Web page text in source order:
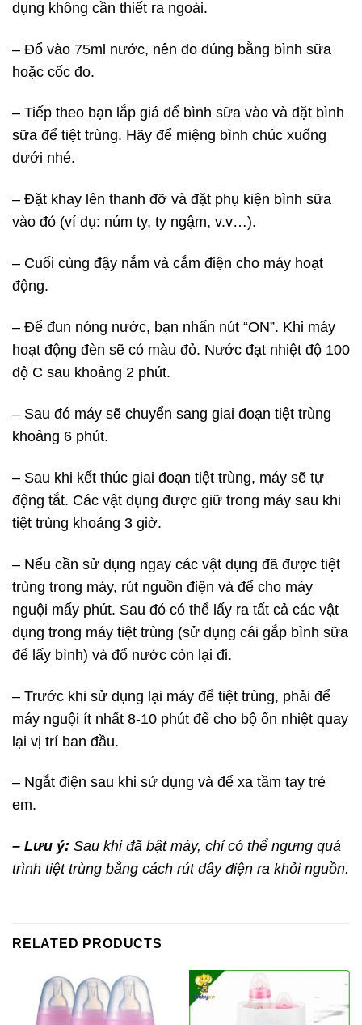
dụng không cần thiết ra ngoài.
– Đổ vào 75ml nước, nên đo đúng bằng bình sữa
hoặc cốc đo.
– Tiếp theo bạn lắp giá để bình sữa vào và đặt bình
sữa để tiệt trùng. Hãy để miệng bình chúc xuống
dưới nhé.
– Đặt khay lên thanh đỡ và đặt phụ kiện bình sữa
vào đó (ví dụ: núm ty, ty ngậm, v.v…).
– Cuối cùng đậy nắm và cắm điện cho máy hoạt
động.
– Để đun nóng nước, bạn nhấn nút “ON”. Khi máy
hoạt động đèn sẽ có màu đỏ. Nước đạt nhiệt độ 100
độ C sau khoảng 2 phút.
– Sau đó máy sẽ chuyển sang giai đoạn tiệt trùng
khoảng 6 phút.
– Sau khi kết thúc giai đoạn tiệt trùng, máy sẽ tự
động tắt. Các vật dụng được giữ trong máy sau khi
tiệt trùng khoảng 3 giờ.
– Nếu cần sử dụng ngay các vật dụng đã được tiệt
trùng trong máy, rút nguồn điện và để cho máy
nguội mấy phút. Sau đó có thể lấy ra tất cả các vật
dụng trong máy tiệt trùng (sử dụng cái gắp bình sữa
để lấy bình) và đổ nước còn lại đi.
– Trước khi sử dụng lại máy để tiệt trùng, phải để
máy nguội ít nhất 8-10 phút để cho bộ ổn nhiệt quay
lại vị trí ban đầu.
– Ngắt điện sau khi sử dụng và để xa tầm tay trẻ
em.
– Lưu ý: Sau khi đã bật máy, chỉ có thể ngưng quá
trình tiệt trùng bằng cách rút dây điện ra khỏi nguồn.
RELATED PRODUCTS